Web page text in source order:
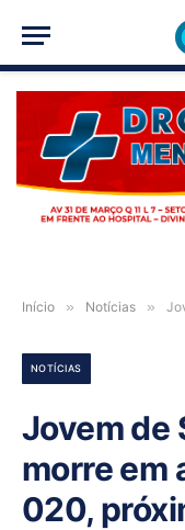
Início » Notícias »
NOTÍCIAS
Jovem de
morre em
020,